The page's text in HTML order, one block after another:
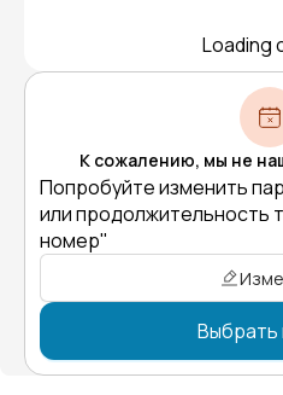
Loading
К сожалению, мы не
Попробуйте изменить
или продолжительность
номер"